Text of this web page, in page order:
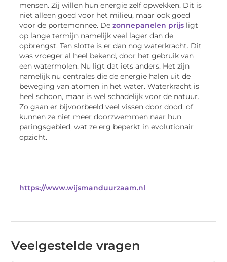
mensen. Zij willen hun energie zelf opwekken. Dit is
niet alleen goed voor het milieu, maar ook goed
voor de portemonnee. Dezonnepanelen prijs ligt
op lange termijn namelijk veel lager dan de
opbrengst. Ten slotte is er dan nog waterkracht. Dit
was vroeger al heel bekend, door het gebruik van
een watermolen. Nu ligt dat iets anders. Het zijn
namelijk nu centrales die de energie halen uit de
beweging van atomen in het water. Waterkracht is
heel schoon, maar is wel schadelijk voor de natuur.
Zo gaan er bijvoorbeeld veel vissen door dood, of
kunnen ze niet meer doorzwemmen naar hun
paringsgebied, wat ze erg beperkt in evolutionair
opzicht.
https://www.wijsmanduurzaam.nl
Veelgestelde vragen